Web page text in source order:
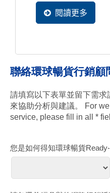
網站設計優化、系
是...
閱讀更多